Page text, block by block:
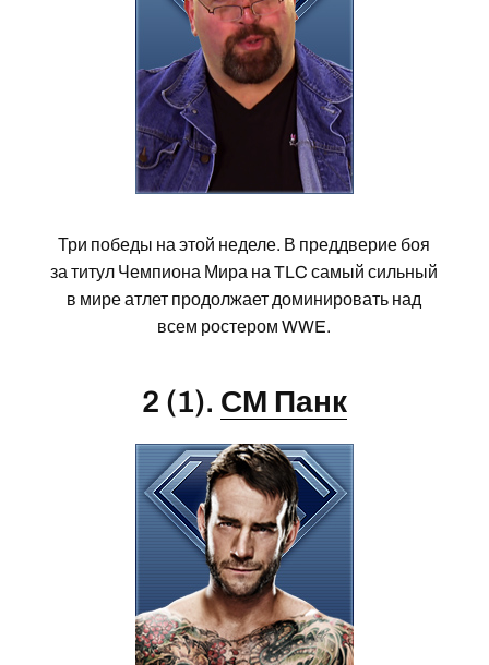
Три победы на этой неделе. В преддверие боя
за титул Чемпиона Мира на TLC самый сильный
в мире атлет продолжает доминировать над
всем ростером WWE.
2 (1). СМ Панк